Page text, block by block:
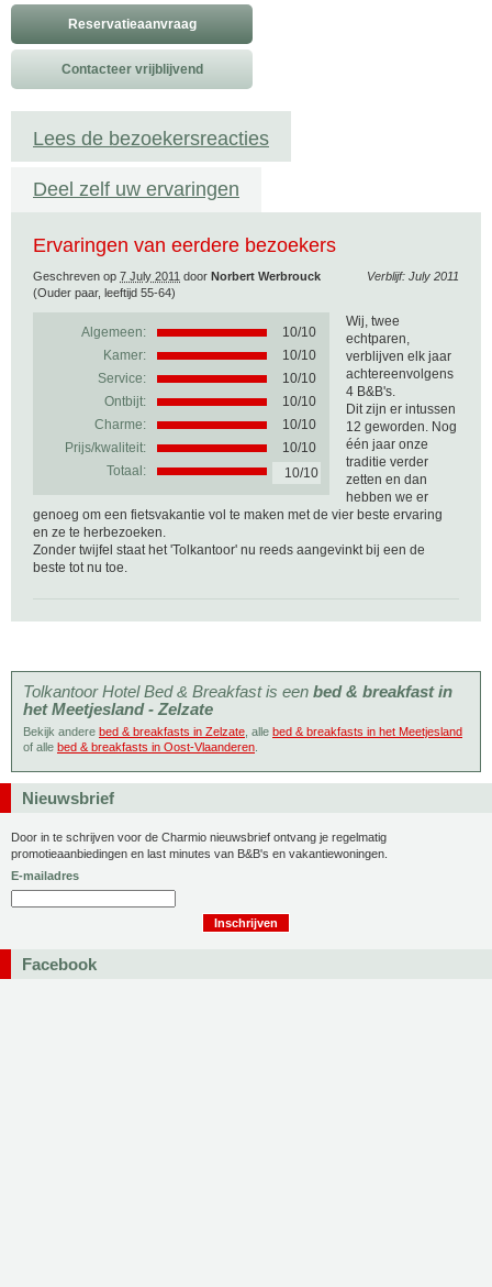
Reservatieaanvraag
Contacteer vrijblijvend
Lees de bezoekersreacties
Deel zelf uw ervaringen
Ervaringen van eerdere bezoekers
Verblijf: July 2011
Geschreven op 7 July 2011 door Norbert Werbrouck
(Ouder paar, leeftijd 55-64)
Algemeen: 10/10
Kamer:
10/10
Service:
10/10
Ontbijt:
10/10
Charme:
10/10
Prijs/kwaliteit:
10/10
Totaal:
10/10
Wij, twee
echtparen,
verblijven elk jaar
achtereenvolgens
4 B&B's.
Dit zijn er intussen
12 geworden. Nog
één jaar onze
traditie verder
zetten en dan
hebben we er
genoeg om een fietsvakantie vol te maken met de vier beste ervaring
en ze te herbezoeken.
Zonder twijfel staat het 'Tolkantoor' nu reeds aangevinkt bij een de
beste tot nu toe.
Tolkantoor Hotel Bed & Breakfast is een bed & breakfast in
het Meetjesland - Zelzate
Bekijk andere bed & breakfasts in Zelzate , alle bed & breakfasts in het Meetjesland
of alle bed & breakfasts in Oost-Vlaanderen
Nieuwsbrief
Door in te schrijven voor de Charmio nieuwsbrief ontvang je regelmatig
promotieaanbiedingen en last minutes van B&B's en vakantiewoningen.
E-mailadres
Facebook